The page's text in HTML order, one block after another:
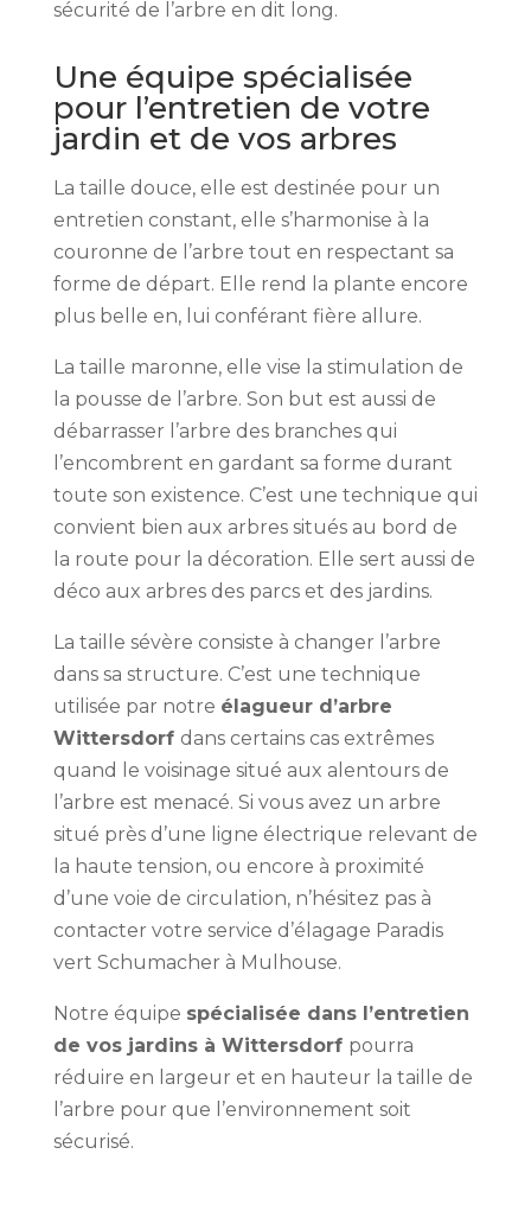
sécurité de l’arbre en dit long.
Une équipe spécialisée
pour l’entretien de votre
jardin et de vos arbres
La taille douce, elle est destinée pour un
entretien constant, elle s’harmonise à la
couronne de l’arbre tout en respectant sa
forme de départ. Elle rend la plante encore
plus belle en, lui conférant fière allure.
La taille maronne, elle vise la stimulation de
la pousse de l’arbre. Son but est aussi de
débarrasser l’arbre des branches qui
l’encombrent en gardant sa forme durant
toute son existence. C’est une technique qui
convient bien aux arbres situés au bord de
la route pour la décoration. Elle sert aussi de
déco aux arbres des parcs et des jardins.
La taille sévère consiste à changer l’arbre
dans sa structure. C’est une technique
utilisée par notre élagueur d’arbre
Wittersdorf dans certains cas extrêmes
quand le voisinage situé aux alentours de
l’arbre est menacé. Si vous avez un arbre
situé près d’une ligne électrique relevant de
la haute tension, ou encore à proximité
d’une voie de circulation, n’hésitez pas à
contacter votre service d’élagage Paradis
vert Schumacher à Mulhouse.
Notre équipe spécialisée dans l’entretien
de vos jardins à Wittersdorf pourra
réduire en largeur et en hauteur la taille de
l’arbre pour que l’environnement soit
sécurisé.